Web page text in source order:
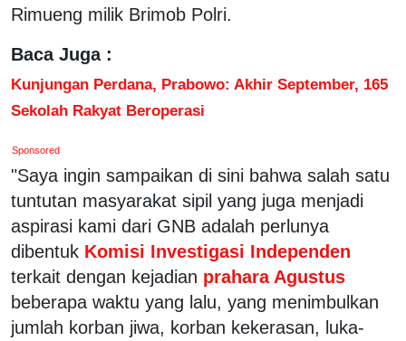
Rimueng milik Brimob Polri.
Baca Juga :
Kunjungan Perdana, Prabowo: Akhir September, 165
Sekolah Rakyat Beroperasi
Sponsored
"Saya ingin sampaikan di sini bahwa salah satu
tuntutan masyarakat sipil yang juga menjadi
aspirasi kami dari GNB adalah perlunya
dibentuk Komisi Investigasi Independen
terkait dengan kejadian prahara Agustus
beberapa waktu yang lalu, yang menimbulkan
jumlah korban jiwa, korban kekerasan, luka-